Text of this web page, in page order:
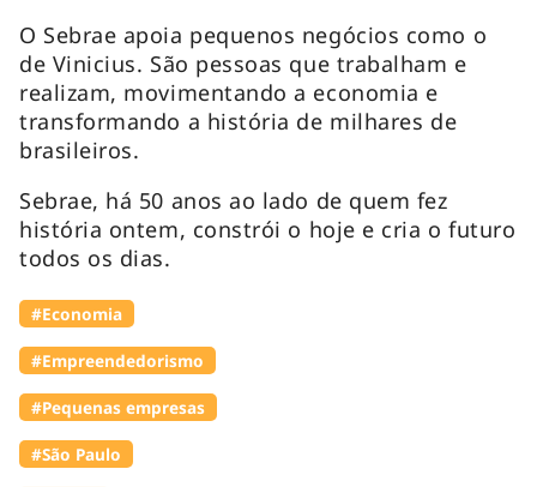
O Sebrae apoia pequenos negócios como o
de Vinicius. São pessoas que trabalham e
realizam, movimentando a economia e
transformando a história de milhares de
brasileiros.
Sebrae, há 50 anos ao lado de quem fez
história ontem, constrói o hoje e cria o futuro
todos os dias.
#Economia
#Empreendedorismo
#Pequenas empresas
#São Paulo